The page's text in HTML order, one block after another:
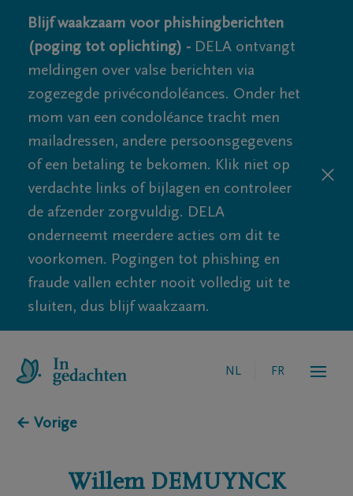
Blijf waakzaam voor phishingberichten
(poging tot oplichting) - DELA ontvangt
meldingen over valse berichten via
zogezegde privécondoléances. Onder het
mom van een condoléance tracht men
mailadressen, andere persoonsgegevens
of een betaling te bekomen. Klik niet op
verdachte links of bijlagen en controleer
de afzender zorgvuldig. DELA
onderneemt meerdere acties om dit te
voorkomen. Pogingen tot phishing en
fraude vallen echter nooit volledig uit te
sluiten, dus blijf waakzaam.
NL FR
← Vorige
Willem DEMUYNCK